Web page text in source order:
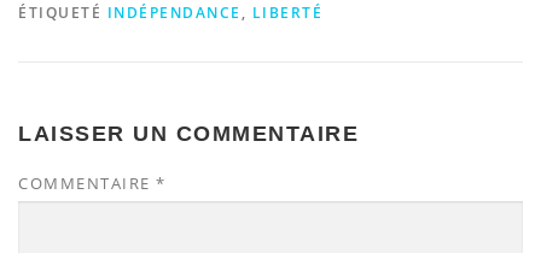
ÉTIQUETÉ INDÉPENDANCE , LIBERTÉ
LAISSER UN COMMENTAIRE
COMMENTAIRE *